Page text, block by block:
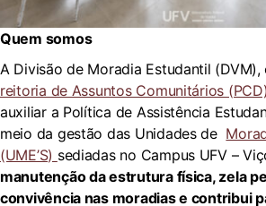
Quem somos
A Divisão de Moradia Estudantil
reitoria de Assuntos Comunitários
auxiliar a Política de Assistência
meio da gestão das Unidades de
(UME’S) sediadas no Campus UFV –
manutenção da estrutura física, zela
convivência nas moradias e contribui